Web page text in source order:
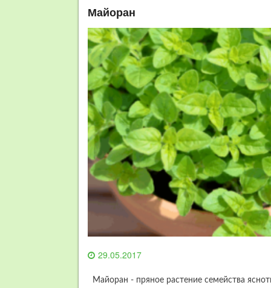
Майоран
29.05.2017
Майоран - пряное растение семейства